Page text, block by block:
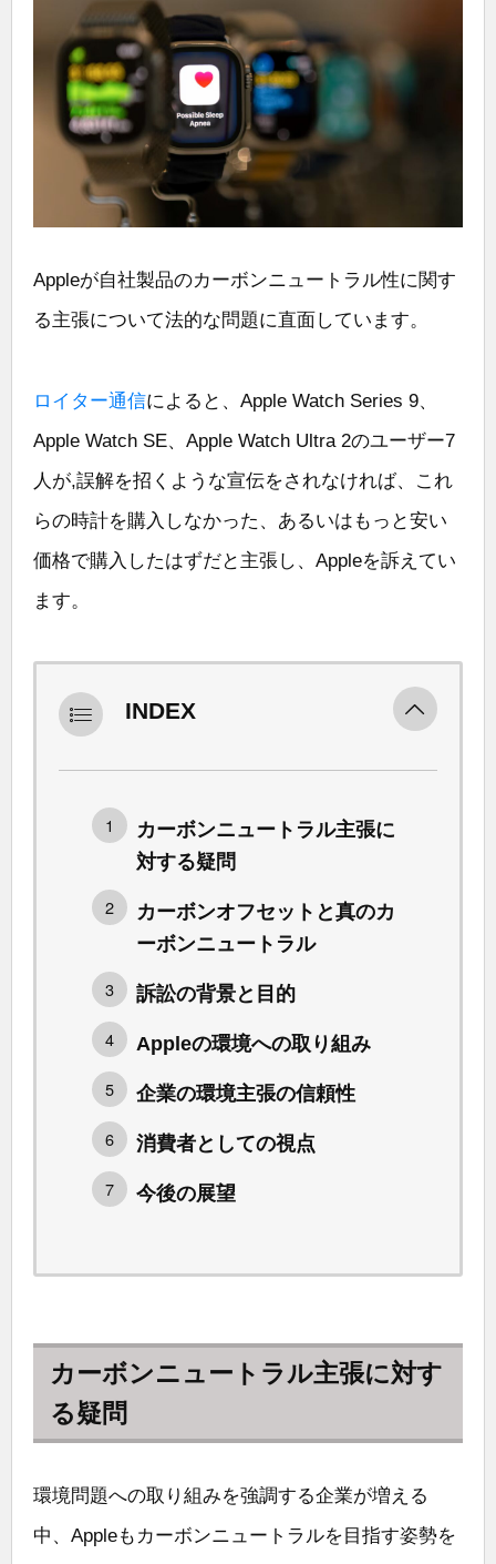
Appleが自社製品のカーボンニュートラル性に関す
る主張について法的な問題に直面しています。
ロイター通信によると、Apple Watch Series 9、
Apple Watch SE、Apple Watch Ultra 2のユーザー7
人が,誤解を招くような宣伝をされなければ、これ
らの時計を購入しなかった、あるいはもっと安い
価格で購入したはずだと主張し、Appleを訴えてい
ます。
INDEX
カーボンニュートラル主張に
対する疑問
カーボンオフセットと真のカ
ーボンニュートラル
訴訟の背景と目的
Appleの環境への取り組み
企業の環境主張の信頼性
消費者としての視点
今後の展望
カーボンニュートラル主張に対す
る疑問
環境問題への取り組みを強調する企業が増える
中、Appleもカーボンニュートラルを目指す姿勢を